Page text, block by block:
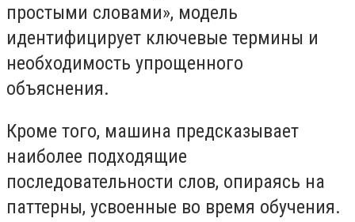
простыми словами», модель
идентифицирует ключевые термины и
необходимость упрощенного
объяснения.
Кроме того, машина предсказывает
наиболее подходящие
последовательности слов, опираясь на
паттерны, усвоенные во время обучения.